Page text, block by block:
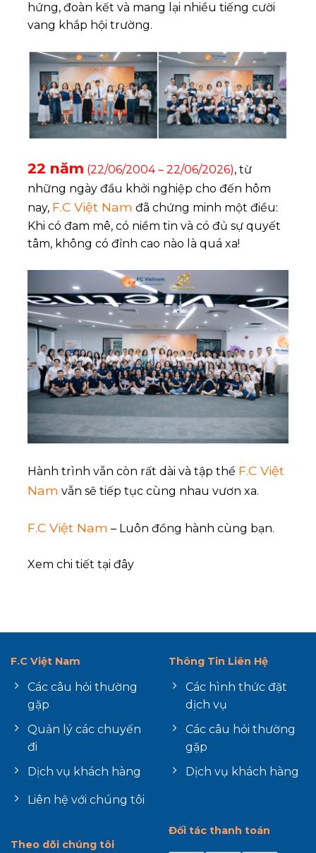
hứng, đoàn kết và mang lại nhiều tiếng cười
vang khắp hội trường.
22 năm (22/06/2004 – 22/06/2026), từ
những ngày đầu khởi nghiệp cho đến hôm
nay, F.C Việt Nam đã chứng minh một điều:
Khi có đam mê, có niềm tin và có đủ sự quyết
tâm, không có đỉnh cao nào là quá xa!
Hành trình vẫn còn rất dài và tập thể F.C Việt
Nam vẫn sẽ tiếp tục cùng nhau vươn xa.
F.C Việt Nam – Luôn đồng hành cùng bạn.
Xem chi tiết tại đây
F.C Việt Nam
Các câu hỏi thường
gặp
Quản lý các chuyến
đi
Dịch vụ khách hàng
Liên hệ với chúng tôi
Thông Tin Liên Hệ
Các hình thức đặt
dịch vụ
Các câu hỏi thường
gặp
Dịch vụ khách hàng
Theo dõi chúng tôi
Đối tác thanh toán